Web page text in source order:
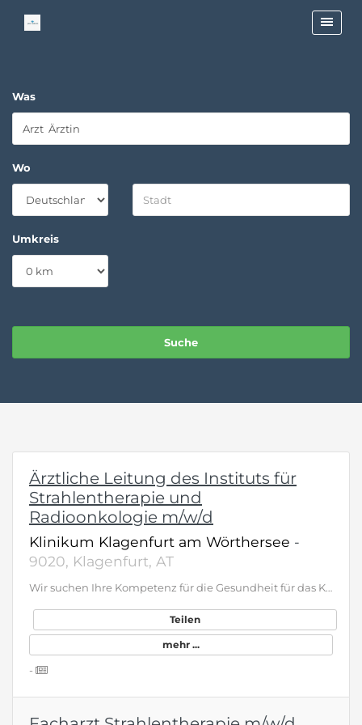
Was
Wo
Umkreis
Ärztliche Leitung des Instituts für
Strahlentherapie und
Radioonkologie m/w/d
Klinikum Klagenfurt am Wörthersee -
9020, Klagenfurt, AT
Wir suchen Ihre Kompetenz für die Gesundheit für das Klinikum Klagenfurt am Wörthersee Ärztliche Leitung des Instituts für Strahlentherapie und Radioonkologie (m/w/d) Das Klinikum Klagenfurt am Wörthersee ist eines der führenden Schwerpunktkranken­häuser Österreichs und betreut jährlich über 63.000 stationäre Patient:innen und rund 470.000 ambulante Behandlungen. Das Institut für Strahlentherapie und Radioonkologie gewährleistet als einzige radio­onkologische Versorgungseinrichtung die Behandlung von Patient:innen in Kärnten, Osttirol und der Region Murau mit einem Einzugsgebiet von rund 640.000 Einwohner. Als wesentlicher Bestandteil des Onkologischen Zentrums nimmt das Institut eine zentrale Rolle in der interdisziplinären Versorgung onkologischer Patient:innen ein. Durch die enge Zusammenarbeit mit allen onkologisch tätigen Krankenanstalten der Region sowie die aktive Einbindung in Tumorboards wird eine umfassende und qualitätsgesicherte Behandlung sichergestellt. Bitte bewerben Sie sich bis 6. Oktober 2026 ausschließlich online, unter der entsprechenden Ausschreibung auf unserer Website. Nähere Informationen zur aktuellen Stellenausschreibung finden Sie unter kabeg.at SCHAUT GUT AUS! IHRE ZUKUNFT IN DEN KÄRNTNER LANDESKLINIKEN.
Teilen
mehr ...
-